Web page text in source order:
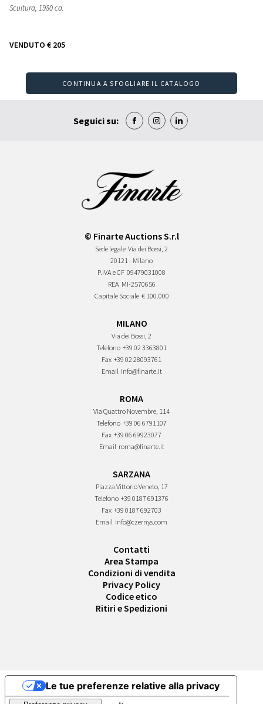
Scultura, 1980 ca.
VENDUTO € 205
CONTINUA A SFOGLIARE IL CATALOGO
Seguici su:
© Finarte Auctions S.r.l
Sede legale Via dei Bossi, 2
20121 - Milano
P.IVA e CF 09479031008
REA MI-2570656
Capitale Sociale € 100.000
MILANO
Via dei Bossi, 2
Telefono +39 02 3363801
Fax +39 02 28093761
Email info@finarte.it
ROMA
Via Quattro Novembre, 114
Telefono +39 06 6791107
Fax +39 06 69923077
Email roma@finarte.it
SARZANA
Piazza Vittorio Veneto, 17
Telefono +39 0187 691376
Fax +39 0187 692703
Email info@czernys.com
Contatti
Area Stampa
Condizioni di vendita
Privacy Policy
Codice etico
Ritiri e Spedizioni
Le tue preferenze relative alla privacy